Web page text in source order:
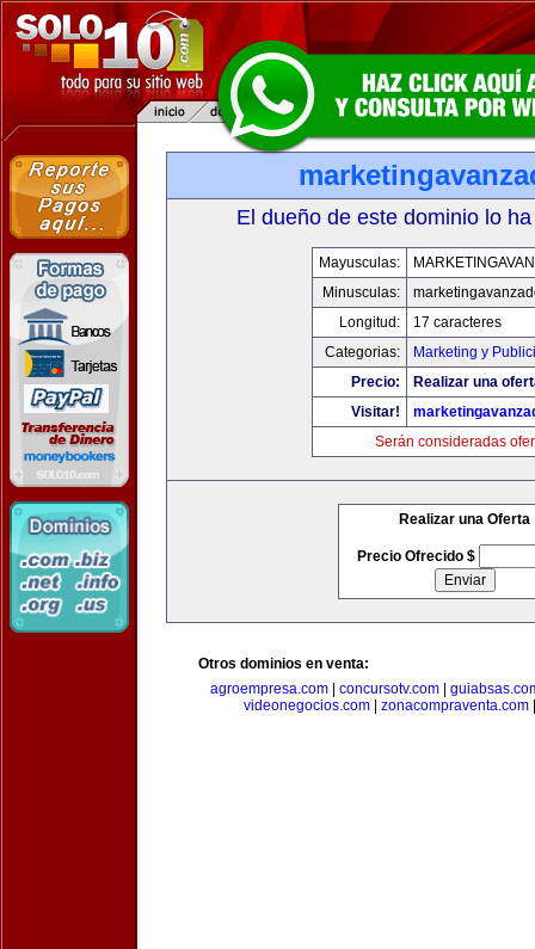
El dueño de este dominio lo
Mayusculas:
Minusculas:
Longitud:
17 caracteres
Categorias:
Marketing y
Precio:
Realizar una
Visitar!
Serán consideradas
Realizar una Oferta
Precio Ofrecido $
Otros dominios en venta:
agroempresa.com
concursotv.com
videonegocios.com
zonacompraventa.com